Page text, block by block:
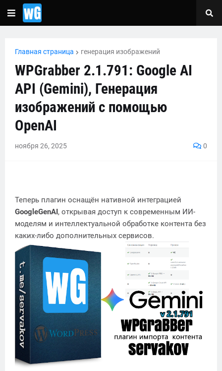
Главная страница генерация изображений
WPGrabber 2.1.791: Google AI
API (Gemini), Генерация
изображений с помощью
OpenAI
ноября 26, 2025 0
Теперь плагин оснащён нативной интеграцией
GoogleGenAI, открывая доступ к современным ИИ-
моделям и интеллектуальной обработке контента без
каких-либо дополнительных сервисов.